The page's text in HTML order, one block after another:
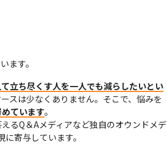
ます。
立ち尽くす人を一人でも減らしたいとい
スは少なくありません。そこで、悩みを
ています。
るQ＆Aメディアなど独自のオウンドメデ
寄与しています。